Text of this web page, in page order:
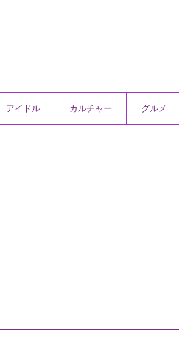
アイドル カルチャー グルメ